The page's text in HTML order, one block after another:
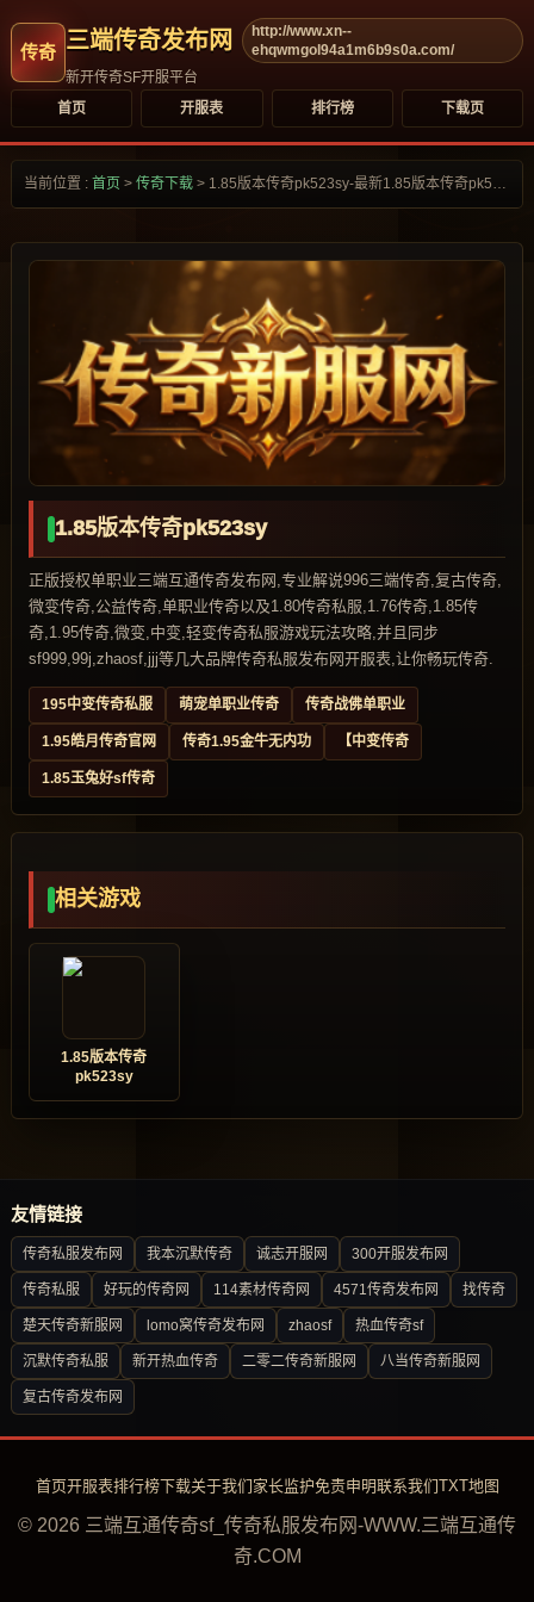
三端传奇发布网
http://www.xn--
ehqwmgol94a1m6b9s0a.com/
新开传奇SF开服平台
首页
开服表 排行榜 下载页
当前位置 : 首页 > 传奇下载 > 1.85版本传奇pk523sy-最新1.85版本传奇pk523sy合集大全-
1.85版本传奇pk523sy
正版授权单职业三端互通传奇发布网,专业解说996三端传奇,复古传奇,
微变传奇,公益传奇,单职业传奇以及1.80传奇私服,1.76传奇,1.85传
奇,1.95传奇,微变,中变,轻变传奇私服游戏玩法攻略,并且同步
sf999,99j,zhaosf,jjj等几大品牌传奇私服发布网开服表,让你畅玩传奇.
195中变传奇私服 萌宠单职业传奇 传奇战佛单职业
1.95皓月传奇官网 传奇1.95金牛无内功 【中变传奇
1.85玉兔好sf传奇
相关游戏
1.85版本传奇
pk523sy
友情链接
传奇私服发布网 我本沉默传奇 诚志开服网 300开服发布网
传奇私服 好玩的传奇网 114素材传奇网 4571传奇发布网 找传奇
楚天传奇新服网 lomo窝传奇发布网 zhaosf 热血传奇sf
沉默传奇私服 新开热血传奇 二零二传奇新服网 八当传奇新服网
复古传奇发布网
首页开服表排行榜下载关于我们 家长监护免责申明联系我们TXT地图
© 2026 三端互通传奇sf_传奇私服发布网-WWW.三端互通传
奇.COM